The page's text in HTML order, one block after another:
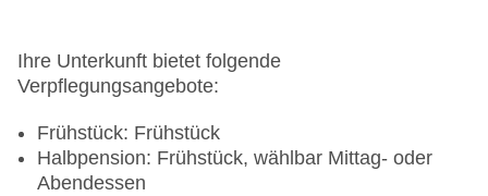
Villen: 2
Landeskategorie: 5 Sterne
Ihre Unterkunft bietet folgende
Verpflegungsangebote:
Frühstück: Frühstück
Halbpension: Frühstück, wählbar Mittag- oder
Abendessen